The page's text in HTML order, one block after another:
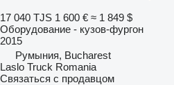
17 040 TJS 1 600 € ≈ 1 849 $
Оборудование - кузов-фургон
2015
Румыния, Bucharest
Laslo Truck Romania
Связаться с продавцом